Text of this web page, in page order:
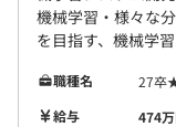
機械学習・様々な
を目指す、機械学
職種名
27卒
給与
474